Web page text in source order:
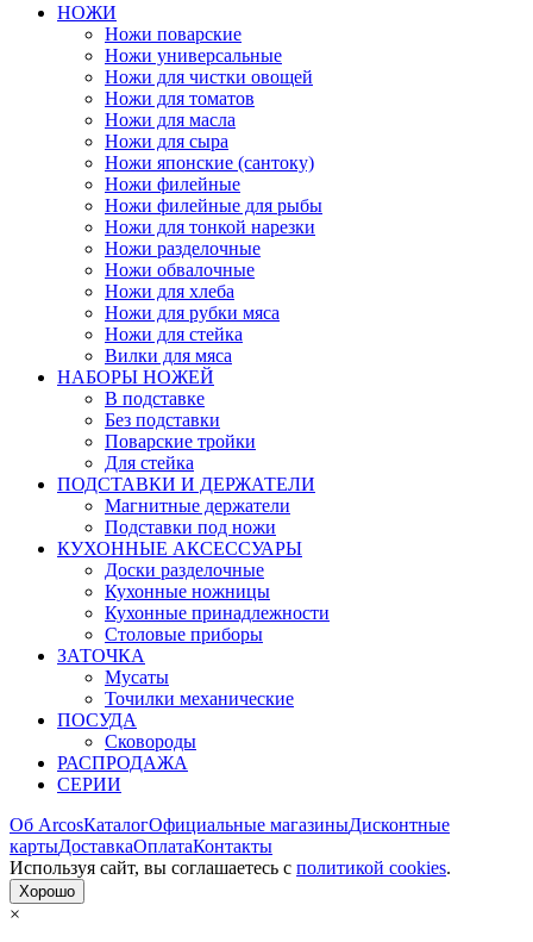
НОЖИ
Ножи поварские
Ножи универсальные
Ножи для чистки овощей
Ножи для томатов
Ножи для масла
Ножи для сыра
Ножи японские (сантоку)
Ножи филейные
Ножи филейные для рыбы
Ножи для тонкой нарезки
Ножи разделочные
Ножи обвалочные
Ножи для хлеба
Ножи для рубки мяса
Ножи для стейка
Вилки для мяса
НАБОРЫ НОЖЕЙ
В подставке
Без подставки
Поварские тройки
Для стейка
ПОДСТАВКИ И ДЕРЖАТЕЛИ
Магнитные держатели
Подставки под ножи
КУХОННЫЕ АКСЕССУАРЫ
Доски разделочные
Кухонные ножницы
Кухонные принадлежности
Столовые приборы
ЗАТОЧКА
Мусаты
Точилки механические
ПОСУДА
Сковороды
РАСПРОДАЖА
СЕРИИ
Об ArcosКаталогОфициальные магазиныДисконтные
картыДоставкаОплатаКонтакты
Используя сайт, вы согла­шаетесь с политикой cookies.
Хорошо
×